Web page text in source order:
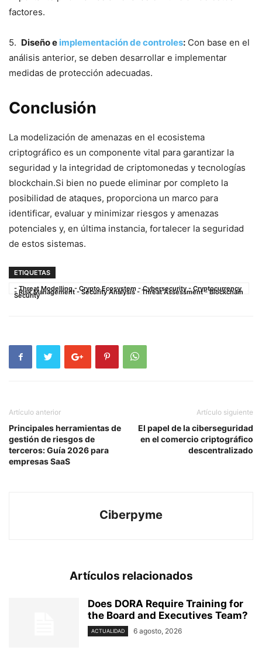
factores.
5. ‍ Diseño e implementación de controles: ‌Con base en el
análisis anterior, ⁣se deben desarrollar e implementar
medidas​ de protección adecuadas.
Conclusión
La modelización de amenazas en el ecosistema
criptográfico es un componente vital para garantizar la
seguridad y la integridad de criptomonedas y ⁤tecnologías
blockchain.Si bien no puede eliminar por completo la
posibilidad de ataques, proporciona un marco para
identificar, evaluar y minimizar riesgos y amenazas
potenciales y, ⁣en última ⁢instancia, fortalecer la seguridad
de estos sistemas.
ETIQUETAS
- Threat Modelling - Crypto Ecosystem - Cybersecurity - Cryptocurrency
- Risk Management - Security Analysis - Threat Assessment - Blockchain
Security
Artículo anterior
Principales herramientas de
gestión de riesgos de
terceros: Guía 2026 para
empresas SaaS
Artículo siguiente
El papel de la ciberseguridad
en el comercio criptográfico
descentralizado
Ciberpyme
Artículos relacionados
Does DORA Require Training for
the Board and Executives Team?
ACTUALIDAD 6 agosto, 2026